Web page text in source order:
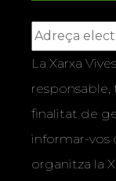
La Xarxa
responsable,
finalitat de
informar-vos
organitza la